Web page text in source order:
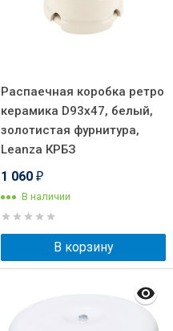
Распаечная коробка ретро
керамика D93х47, белый,
золотистая фурнитура,
Leanza КРБЗ
1 060 ₽
В наличии
В корзину